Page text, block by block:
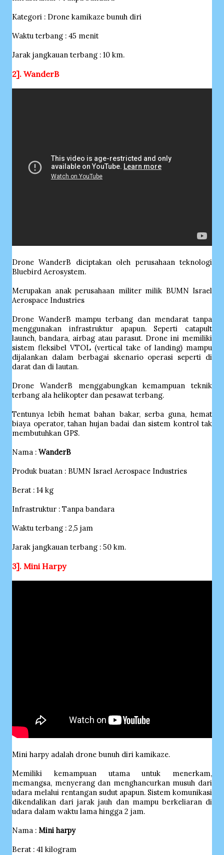
Kategori : Drone kamikaze bunuh diri
Waktu terbang : 45 menit
Jarak jangkauan terbang : 10 km.
2]. WanderB
Drone WanderB diciptakan oleh perusahaan teknologi
Bluebird Aerosystem.
Merupakan anak perusahaan militer milik BUMN Israel
Aerospace Industries
Drone WanderB mampu terbang dan mendarat tanpa
menggunakan infrastruktur apapun. Seperti catapult
launch, bandara, airbag atau parasut. Drone ini memiliki
sistem fleksibel VTOL (vertical take of landing) mampu
dijalankan dalam berbagai skenario operasi seperti di
darat dan di lautan.
Drone WanderB menggabungkan kemampuan teknik
terbang ala helikopter dan pesawat terbang.
Tentunya lebih hemat bahan bakar, serba guna, hemat
biaya operator, tahan hujan badai dan sistem kontrol tak
membutuhkan GPS.
Nama : WanderB
Produk buatan : BUMN Israel Aerospace Industries
Berat : 14 kg
Infrastruktur : Tanpa bandara
Waktu terbang : 2,5 jam
Jarak jangkauan terbang : 50 km.
3]. Mini Harpy
Mini harpy adalah drone bunuh diri kamikaze.
Memiliki kemampuan utama untuk menerkam,
memangsa, menyerang dan menghancurkan musuh dari
udara melalui rentangan sudut apapun. Sistem komunikasi
dikendalikan dari jarak jauh dan mampu berkeliaran di
udara dalam waktu lama hingga 2 jam.
Nama : Mini harpy
Berat : 41 kilogram